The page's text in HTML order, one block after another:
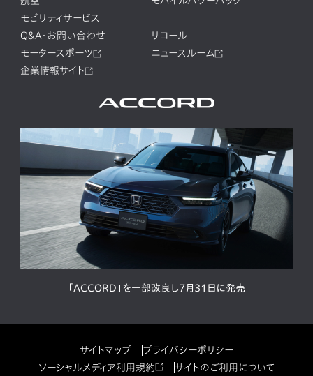
モビリティサービス
Q&A・お問い合わせ
リコール
モータースポーツ
ニュースルーム
企業情報サイト
「ACCORD」を一部改良し7月31日に発売
サイトマップ
プライバシーポリシー
ソーシャルメディア利用規約
サイトのご利用について